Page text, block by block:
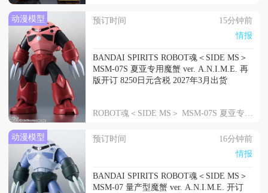
动漫模型 预订时间
15分钟前
情报
BANDAI SPIRITS ROBOT魂＜SIDE MS＞
MSM-07S 夏亚专用魔蟹 ver. A.N.I.M.E. 再
版开订 8250日元含税 2027年3月出货
动漫模型 预订时间
16分钟前
情报
BANDAI SPIRITS ROBOT魂＜SIDE MS＞
MSM-07 量产型魔蟹 ver. A.N.I.M.E. 开订